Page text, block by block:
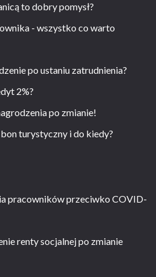
to dobry pomysł?
- wszystko co warto
po ustaniu zatrudnienia?
2%?
po zmianie!
turystyczny i do kiedy?
pracowników przeciwko COVID-
renty socjalnej po zmianie